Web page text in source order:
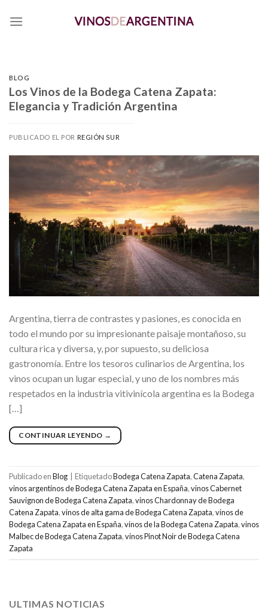
BLOG
Los Vinos de la Bodega Catena Zapata:
Elegancia y Tradición Argentina
PUBLICADO EL POR REGIÓN SUR
Argentina, tierra de contrastes y pasiones, es conocida en
todo el mundo por su impresionante paisaje montañoso, su
cultura rica y diversa, y, por supuesto, su deliciosa
gastronomía. Entre los tesoros culinarios de Argentina, los
vinos ocupan un lugar especial, y uno de los nombres más
respetados en la industria vitivinícola argentina es la Bodega
[…]
CONTINUAR LEYENDO →
Publicado enBlog EtiquetadoBodega Catena Zapata,Catena Zapata,
vinos argentinos de Bodega Catena Zapata en España,vinos Cabernet
Sauvignon de Bodega Catena Zapata,vinos Chardonnay de Bodega
Catena Zapata,vinos de alta gama de Bodega Catena Zapata,vinos de
Bodega Catena Zapata en España,vinos de la Bodega Catena Zapata,vinos
Malbec de Bodega Catena Zapata,vinos Pinot Noir de Bodega Catena
Zapata
ULTIMAS NOTICIAS